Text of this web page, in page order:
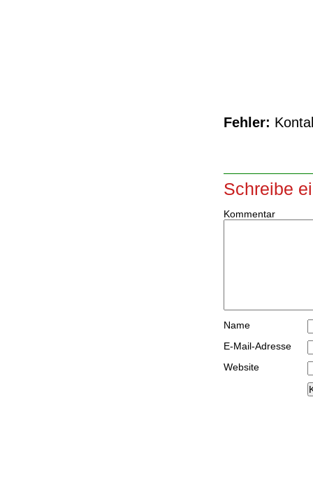
Fehler:
Schreibe
Kommentar
Name
E-Mail-Adresse
Website